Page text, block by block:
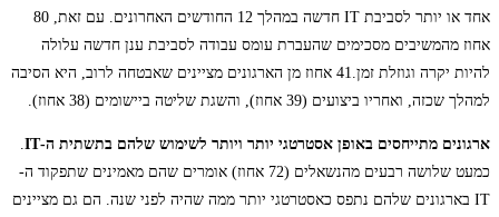
אחד או יותר לסביבת IT חדשה במהלך 12 החודשים האחרונים. עם זאת, 80
אחוז מהמשיבים מסכימים שהעברת עומס עבודה לסביבת ענן חדשה עלולה
להיות יקרה וגוזלת זמן.41 אחוז מן הארגונים מציינים שאבטחה לרוב, היא הסיבה
למהלך שכזה, ואחריו ביצועים (39 אחוז), והשגת שליטה ביישומים (38 אחוז).
ארגונים מתייחסים באופן אסטרטגי יותר ויותר לשימוש שלהם בתשתית ה-IT
.
כמעט שלושה רבעים מהנשאלים (72 אחוז) אומרים שהם מאמינים שתפקוד ה-
IT בארגונים שלהם נתפס כאסטרטגי יותר ממה שהיה לפני שנה. הם גם מציינים